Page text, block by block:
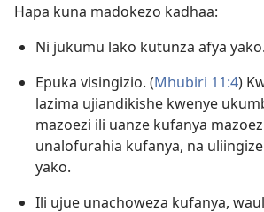
Hapa kuna madokezo kadhaa:
Ni jukumu lako kutunza afya
Epuka visingizio. (Mhubiri 11:4)
lazima ujiandikishe kwenye
mazoezi ili uanze kufanya
unalofurahia kufanya, na
yako.
Ili ujue unachoweza kufanya,